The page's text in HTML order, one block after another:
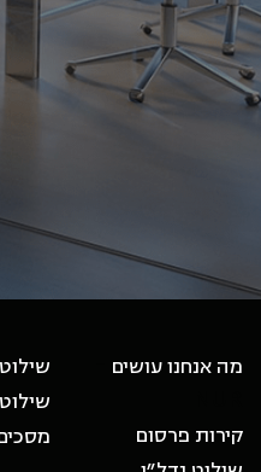
מה אנחנו עושים
קירות פרסום